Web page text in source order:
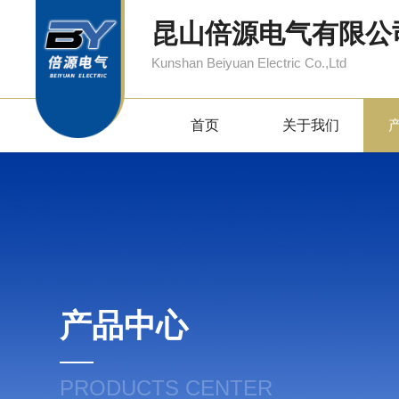
昆山倍源电气有限公
Kunshan Beiyuan Electric Co.,Ltd
首页 关于我们
产品中心
PRODUCTS CENTER